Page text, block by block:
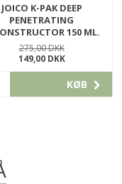
JOICO K-PAK DEEP
PENETRATING
150 ML.
200REC150
275,00 DKK
149,00 DKK
KØB